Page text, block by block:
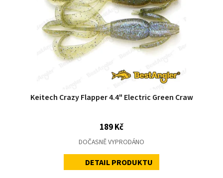
Keitech Crazy Flapper 4.4" Electric Green Craw
189 Kč
DOČASNĚ VYPRODÁNO
DETAIL PRODUKTU